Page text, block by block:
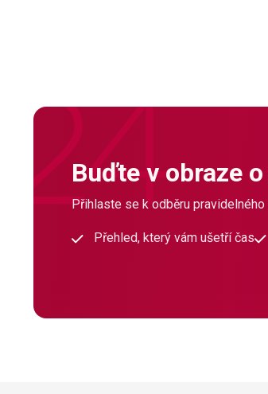
Buďte v obraze
Přihlaste se k odběru
Přehled, který vám ušetří čas